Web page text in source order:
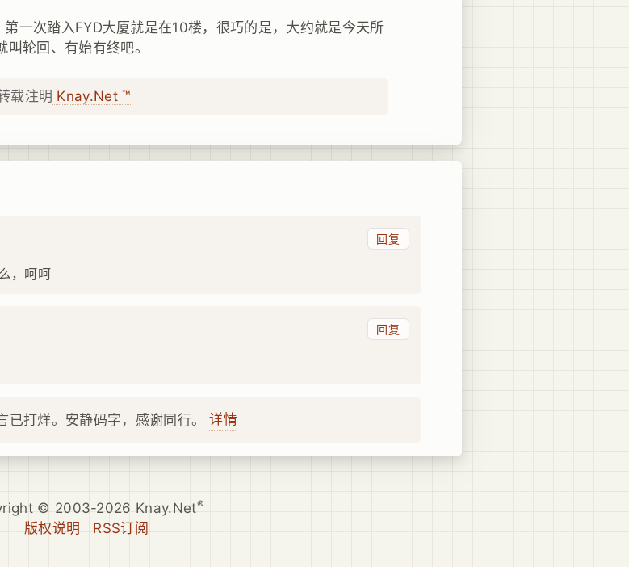
一次踏入FYD大厦就是在10楼，很巧的是，大约就是今天所
轮回、有始有终吧。
载注明 Knay.Net ™
回复
，呵呵
回复
已打烊。安静码字，感谢同行。 详情
© 2003-2026 Knay.Net®
版权说明 RSS订阅